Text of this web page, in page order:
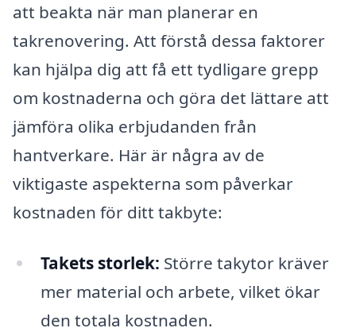
att beakta när man planerar en
takrenovering. Att förstå dessa faktorer
kan hjälpa dig att få ett tydligare grepp
om kostnaderna och göra det lättare att
jämföra olika erbjudanden från
hantverkare. Här är några av de
viktigaste aspekterna som påverkar
kostnaden för ditt takbyte:
Takets storlek: Större takytor kräver
mer material och arbete, vilket ökar
den totala kostnaden.